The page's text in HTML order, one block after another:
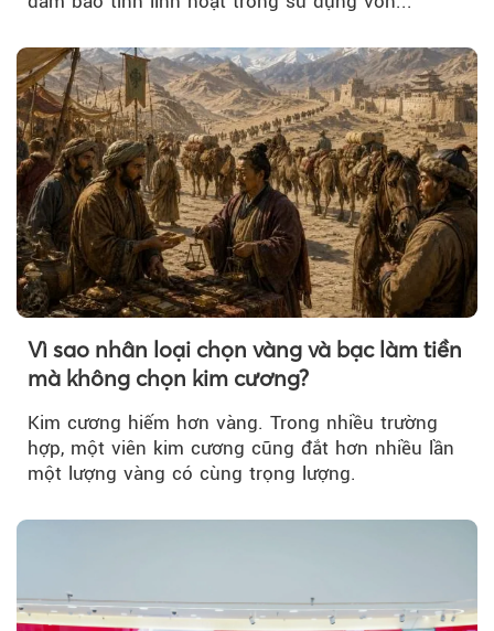
Vì sao nhân loại chọn vàng và bạc làm tiền
mà không chọn kim cương?
Kim cương hiếm hơn vàng. Trong nhiều trường
hợp, một viên kim cương cũng đắt hơn nhiều lần
một lượng vàng có cùng trọng lượng.